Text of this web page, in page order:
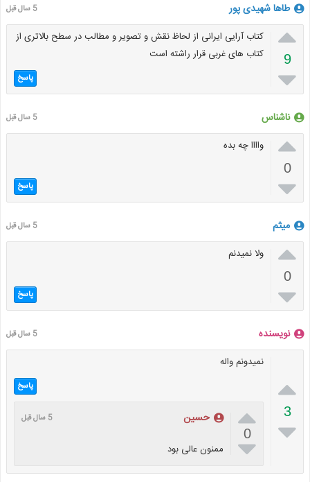
طاها شهیدی پور 5 سال قبل

9

کتاب آرایی ایرانی از لحاظ نقش و تصویر و مطالب در سطح بالاتری از
کتاب های غربی قرار راشته است
پاسخ
ناشناس 5 سال قبل

0

واااا چه بده
پاسخ
میثم 5 سال قبل

0

ولا نمیدنم
پاسخ
نویسنده 5 سال قبل

3

نمیدونم واله
پاسخ

0

حسین 5 سال قبل
ممنون عالی بود